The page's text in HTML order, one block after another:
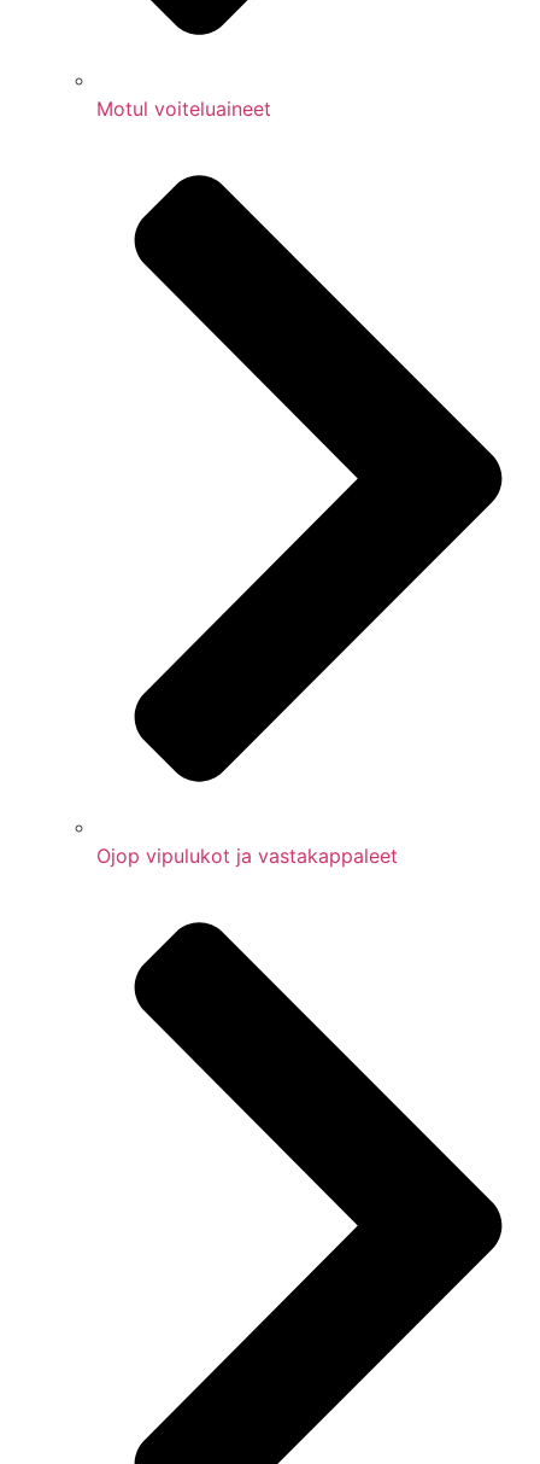
Motul voiteluaineet
Ojop vipulukot ja vastakappaleet